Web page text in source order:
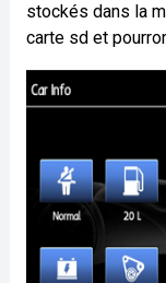
stockés dans la
carte sd et